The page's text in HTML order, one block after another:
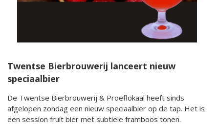
Twentse Bierbrouwerij lanceert nieuw
speciaalbier
De Twentse Bierbrouwerij & Proeflokaal heeft sinds
afgelopen zondag een nieuw speciaalbier op de tap. Het is
een session fruit bier met subtiele framboos tonen.